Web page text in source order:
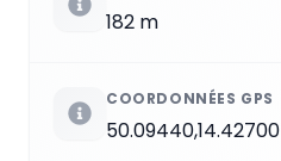
182 m
COORDONNÉES GPS
50.09440,14.42700